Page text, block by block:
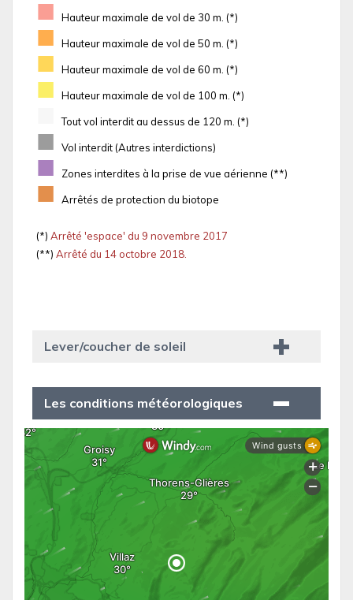
■ Hauteur maximale de vol de 30 m. (*)
■ Hauteur maximale de vol de 50 m. (*)
■ Hauteur maximale de vol de 60 m. (*)
■ Hauteur maximale de vol de 100 m. (*)
Tout vol interdit au dessus de 120 m. (*)
■ Vol interdit (Autres interdictions)
■ Zones interdites à la prise de vue aérienne (**)
■ Arrêtés de protection du biotope
(*) Arrêté 'espace' du 9 novembre 2017
(**) Arrêté du 14 octobre 2018.
Lever/coucher de soleil
Les conditions météorologiques